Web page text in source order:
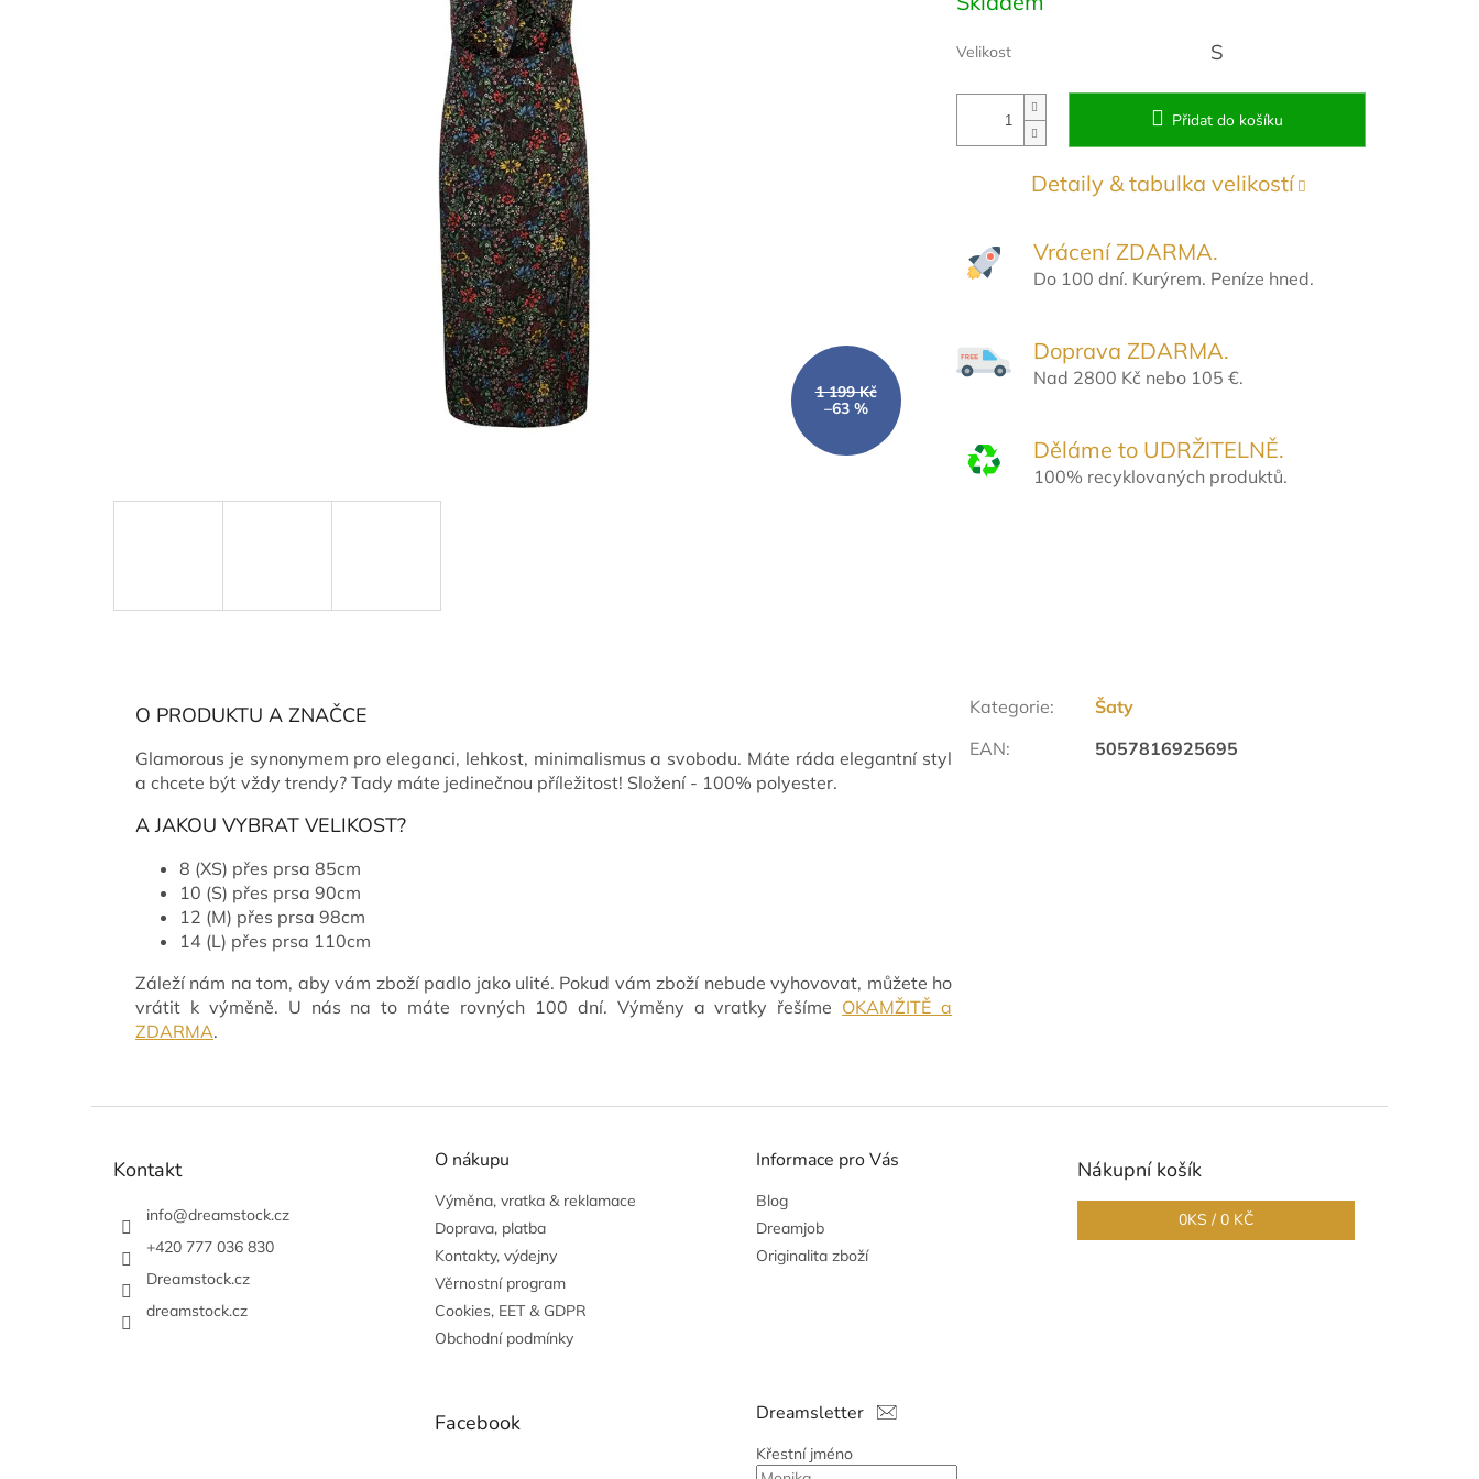
1 199 Kč
–63 %
cena:
Velikost S
Přidat do košíku
Detaily & tabulka velikostí
Vrácení ZDARMA.
Do 100 dní. Kurýrem. Peníze hned.
Doprava ZDARMA.
Nad 2800 Kč nebo 105 €.
Děláme to UDRŽITELNĚ.
100% recyklovaných produktů.
O PRODUKTU A ZNAČCE
Glamorous je synonymem pro eleganci, lehkost, minimalismus a svobodu. Máte ráda elegantní styl
a chcete být vždy trendy? Tady máte jedinečnou příležitost! Složení - 100% polyester.
A JAKOU VYBRAT VELIKOST?
8 (XS) přes prsa 85cm
10 (S) přes prsa 90cm
12 (M) přes prsa 98cm
14 (L) přes prsa 110cm
Záleží nám na tom, aby vám zboží padlo jako ulité. Pokud vám zboží nebude vyhovovat, můžete ho
vrátit k výměně. U nás na to máte rovných 100 dní. Výměny a vratky řešíme OKAMŽITĚ a
ZDARMA.
Kategorie:
Šaty
EAN: 5057816925695
Kontakt
info@dreamstock.cz
+420 777 036 830
Dreamstock.cz
dreamstock.cz
O nákupu
Výměna, vratka & reklamace
Doprava, platba
Kontakty, výdejny
Věrnostní program
Cookies, EET & GDPR
Obchodní podmínky
Informace pro Vás
Blog
Dreamjob
Originalita zboží
Nákupní košík
0KS / 0 KČ
Facebook Dreamsletter
Křestní jméno